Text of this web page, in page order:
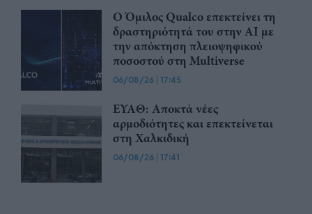
Ο Όμιλος Qualco επεκτείνει τη
δραστηριότητά του στην ΑΙ με
την απόκτηση πλειοψηφικού
ποσοστού στη Multiverse
06/08/26 | 17:45
ΕΥΑΘ: Αποκτά νέες
αρμοδιότητες και επεκτείνεται
στη Χαλκιδική
06/08/26 | 17:41